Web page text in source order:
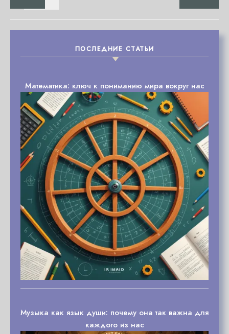
ПОСЛЕДНИЕ СТАТЬИ
Математика: ключ к пониманию мира вокруг нас
Музыка как язык души: почему она так важна для
каждого из нас